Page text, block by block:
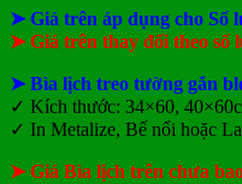
là:
109.000₫.
tại
là:
➤ Giá trên áp dụng cho Số
➤ Giá trên thay đổi theo số
➤ Bìa lịch treo tường gắn
✓ Kích thước: 34×60,
✓ In Metalize, Bế nổi hoặc
➤ Giá Bìa lịch trên chưa